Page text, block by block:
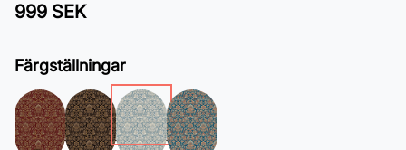
999 SEK
Färgställningar